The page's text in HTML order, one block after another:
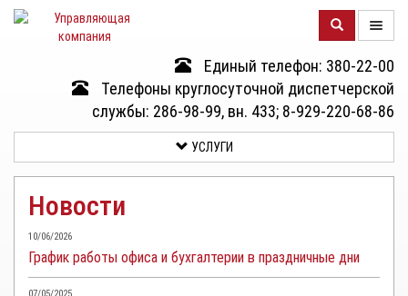
Единый телефон: 380-22-00
Телефоны круглосуточной диспетчерской
службы: 286-98-99, вн. 433; 8-929-220-68-86
КОМПАНИИ
УСЛУГИ
ДОКУМЕНТЫ
УСЛУГИ
Новости
10/06/2026
График работы офиса и бухгалтерии в праздничные дни